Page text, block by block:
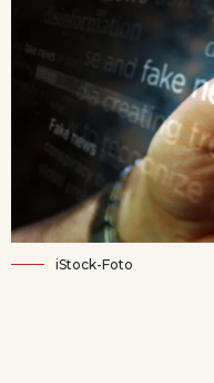
iStock-Foto